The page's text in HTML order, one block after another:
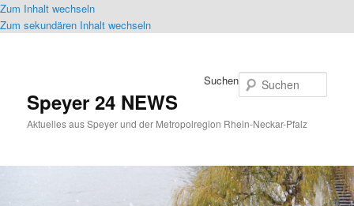
Zum Inhalt wechseln
Zum sekundären Inhalt wechseln
Speyer 24 NEWS
Aktuelles aus Speyer und der Metropolregion Rhein-Neckar-Pfalz
Suchen